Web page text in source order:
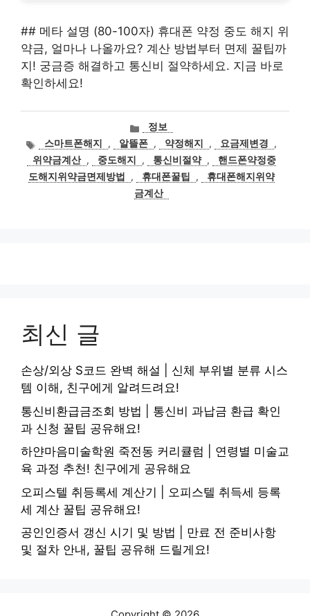
## 메타 설명 (80-100자) 휴대폰 약정 중도 해지 위
약금, 얼마나 나올까요? 계산 방법부터 면제 꿀팁까
지! 궁금증 해결하고 통신비 절약하세요. 지금 바로
확인하세요!
카
테
고
리
정보
태
그
스마트폰해지 , 알뜰폰 , 약정해지 , 요금제변경
,
위약금계산 , 중도해지 , 통신비절약 ,
핸드폰약정중
도해지위약금면제방법
, 휴대폰꿀팁 ,
휴대폰해지위약
금계산
최신 글
손상/외상 S코드 완벽 해설 | 신체 부위별 분류 시스
템 이해, 친구에게 알려드려요!
통신비환급금조회 방법 | 통신비 과납금 환급 확인
과 신청 꿀팁 공유해요!
하얀마음미술학원 죽전동 커리큘럼 | 연령별 미술교
육 과정 추천! 친구에게 공유해요
오피스텔 취등록세 계산기 | 오피스텔 취득세 등록
세 계산 꿀팁 공유해요!
공인인증서 갱신 시기 및 방법 | 만료 전 준비사항
및 절차 안내, 꿀팁 공유해 드릴게요!